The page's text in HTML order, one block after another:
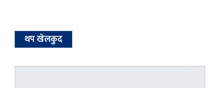
थप खेलकुद